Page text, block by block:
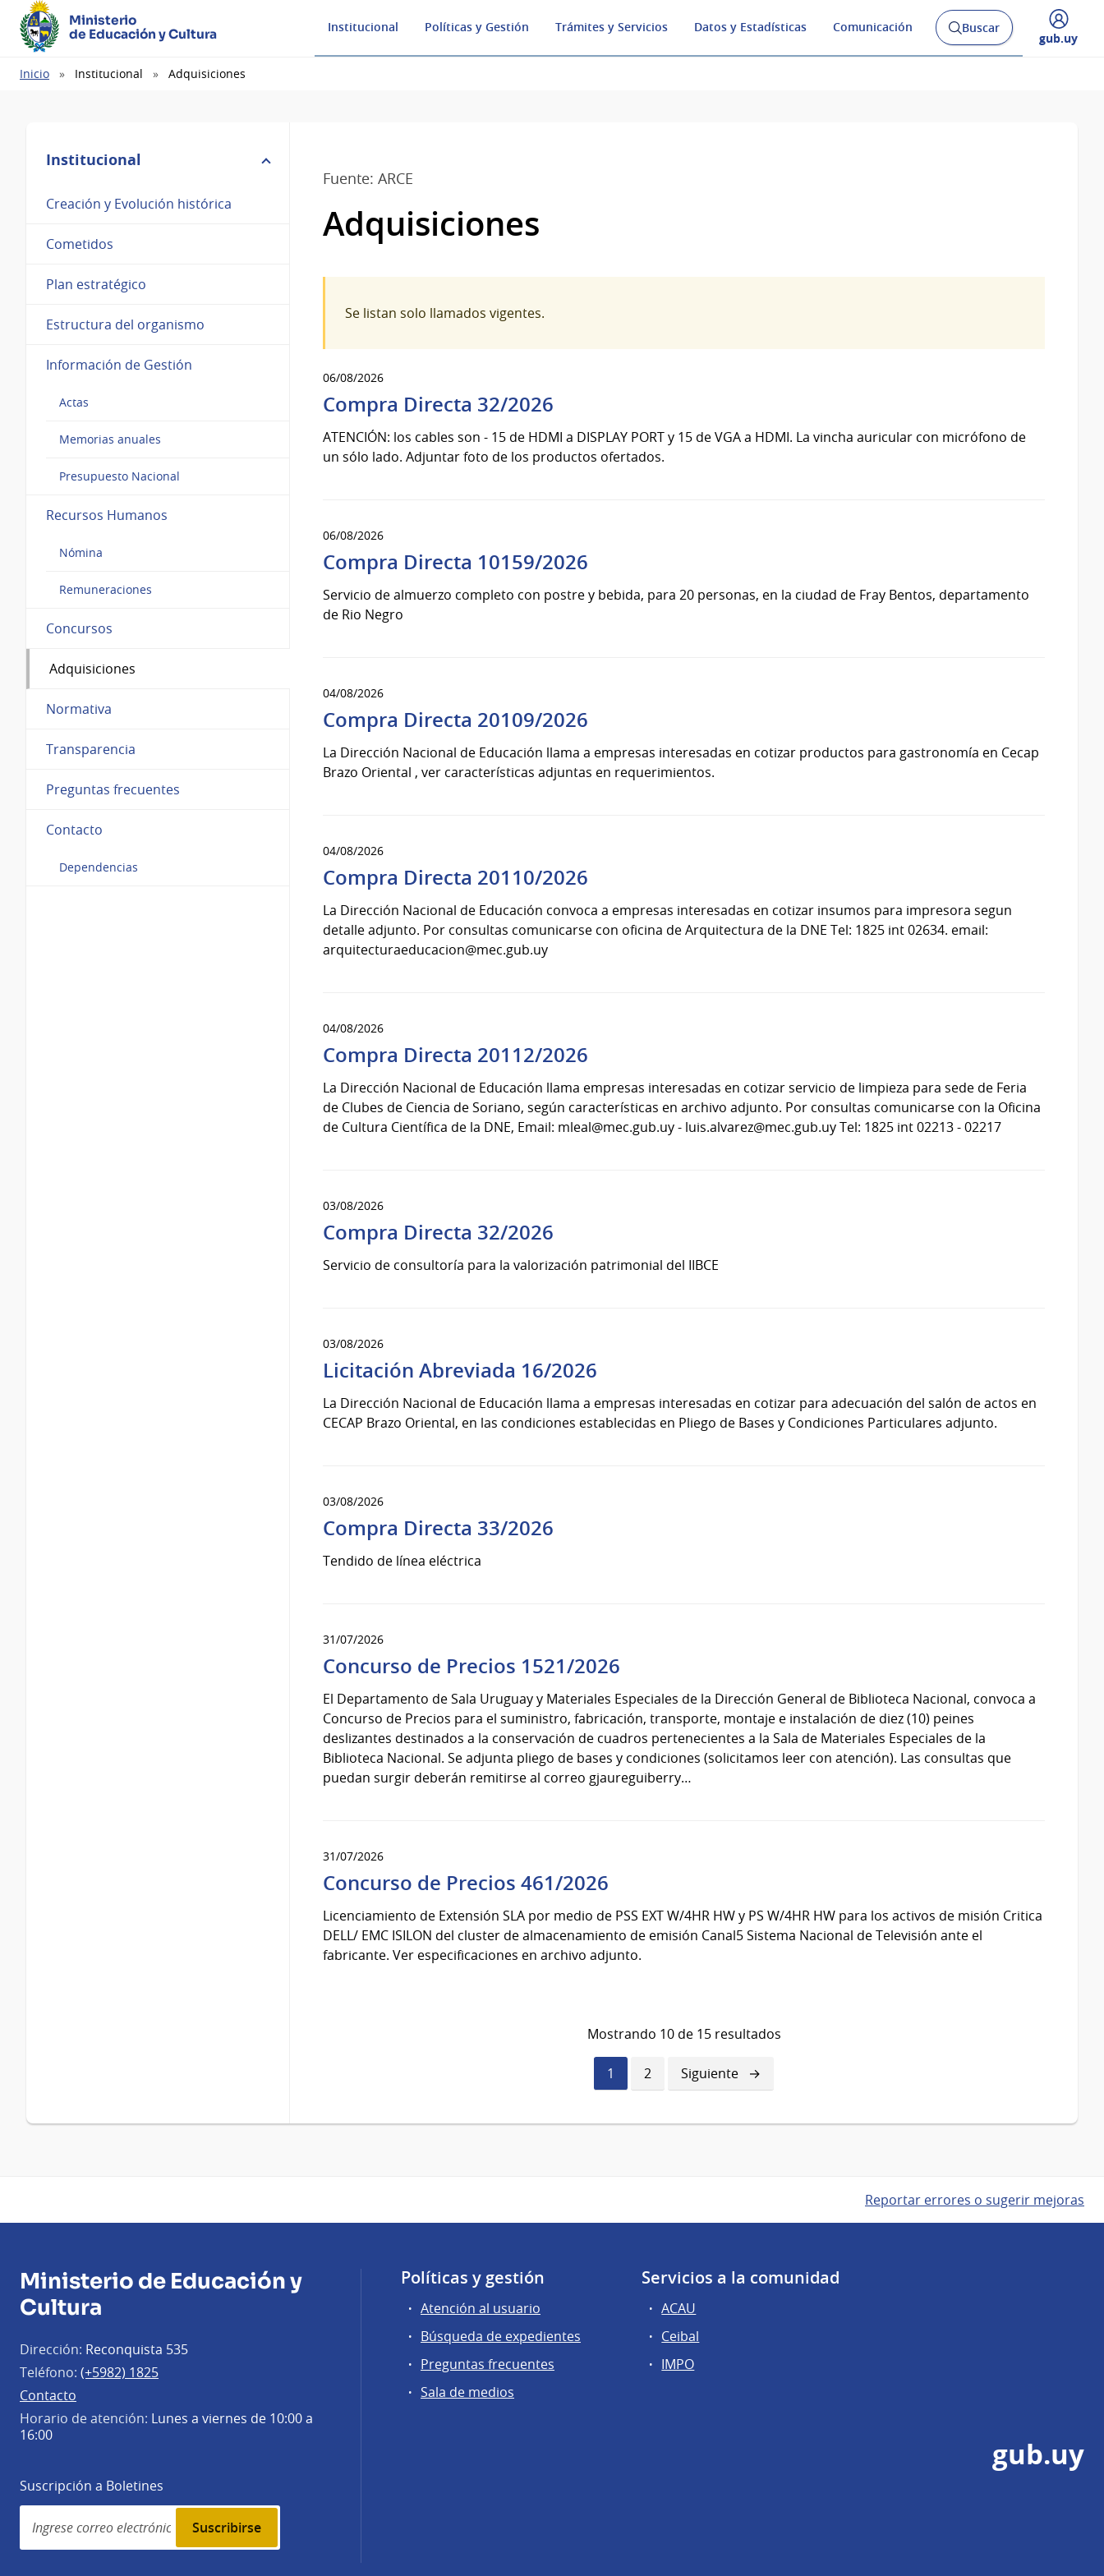
Ministerio
de Educación y Cultura
Institucional Políticas y Gestión Trámites y Servicios Datos y Estadísticas Comunicación
Abrir
buscador
Buscar
Desplegar
gub.uy
Ruta
Inicio Institucional Adquisiciones
Institucional
Creación y Evolución histórica
Cometidos
Plan estratégico
Estructura del organismo
Información de Gestión
Actas
Memorias anuales
Presupuesto Nacional
Recursos Humanos
Nómina
Remuneraciones
Concursos
Adquisiciones
Normativa
Transparencia
Preguntas frecuentes
Contacto
Dependencias
Fuente: ARCE
Adquisiciones
Se listan solo llamados vigentes.
06/08/2026
Compra Directa 32/2026
ATENCIÓN: los cables son - 15 de HDMI a DISPLAY PORT y 15 de VGA a HDMI. La vincha auricular con micrófono de
un sólo lado. Adjuntar foto de los productos ofertados.
06/08/2026
Compra Directa 10159/2026
Servicio de almuerzo completo con postre y bebida, para 20 personas, en la ciudad de Fray Bentos, departamento
de Rio Negro
04/08/2026
Compra Directa 20109/2026
La Dirección Nacional de Educación llama a empresas interesadas en cotizar productos para gastronomía en Cecap
Brazo Oriental , ver características adjuntas en requerimientos.
04/08/2026
Compra Directa 20110/2026
La Dirección Nacional de Educación convoca a empresas interesadas en cotizar insumos para impresora segun
detalle adjunto. Por consultas comunicarse con oficina de Arquitectura de la DNE Tel: 1825 int 02634. email:
arquitecturaeducacion@mec.gub.uy
04/08/2026
Compra Directa 20112/2026
La Dirección Nacional de Educación llama empresas interesadas en cotizar servicio de limpieza para sede de Feria
de Clubes de Ciencia de Soriano, según características en archivo adjunto. Por consultas comunicarse con la Oficina
de Cultura Científica de la DNE, Email: mleal@mec.gub.uy - luis.alvarez@mec.gub.uy Tel: 1825 int 02213 - 02217
03/08/2026
Compra Directa 32/2026
Servicio de consultoría para la valorización patrimonial del IIBCE
03/08/2026
Licitación Abreviada 16/2026
La Dirección Nacional de Educación llama a empresas interesadas en cotizar para adecuación del salón de actos en
CECAP Brazo Oriental, en las condiciones establecidas en Pliego de Bases y Condiciones Particulares adjunto.
03/08/2026
Compra Directa 33/2026
Tendido de línea eléctrica
31/07/2026
Concurso de Precios 1521/2026
El Departamento de Sala Uruguay y Materiales Especiales de la Dirección General de Biblioteca Nacional, convoca a
Concurso de Precios para el suministro, fabricación, transporte, montaje e instalación de diez (10) peines
deslizantes destinados a la conservación de cuadros pertenecientes a la Sala de Materiales Especiales de la
Biblioteca Nacional. Se adjunta pliego de bases y condiciones (solicitamos leer con atención). Las consultas que
puedan surgir deberán remitirse al correo gjaureguiberry…
31/07/2026
Concurso de Precios 461/2026
Licenciamiento de Extensión SLA por medio de PSS EXT W/4HR HW y PS W/4HR HW para los activos de misión Critica
DELL/ EMC ISILON del cluster de almacenamiento de emisión Canal5 Sistema Nacional de Televisión ante el
fabricante. Ver especificaciones en archivo adjunto.
Mostrando 10 de 15 resultados
Página
actual
1 Página
2
Siguiente
página
Siguiente
Reportar errores o sugerir mejoras
Ministerio de Educación y
Cultura
Dirección: Reconquista 535
Teléfono: (+5982) 1825
Contacto
Horario de atención: Lunes a viernes de 10:00 a
16:00
Suscripción a Boletines
Simplenews
subscription
Políticas y gestión
Atención al usuario
Búsqueda de expedientes
Preguntas frecuentes
Sala de medios
Servicios a la comunidad
ACAU
Ceibal
IMPO
gub.uy